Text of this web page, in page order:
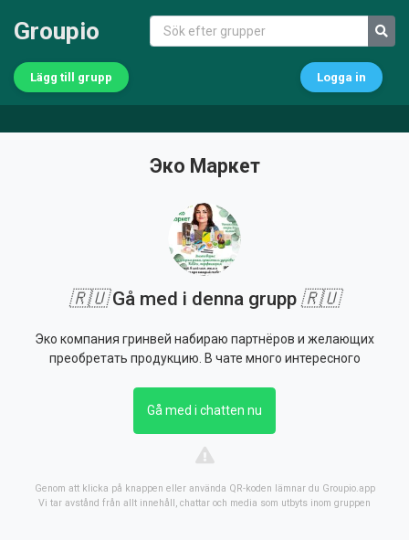
Groupio
Lägg till grupp Logga in
Эко Маркет
🇷🇺Gå med i denna grupp 🇷🇺
Эко компания гринвей набираю партнёров и желающих
преобретать продукцию. В чате много интересного
Gå med i chatten nu
Genom att klicka på knappen eller använda QR-koden lämnar du Groupio.app
Vi tar avstånd från allt innehåll, chattar och media som utbyts inom gruppen